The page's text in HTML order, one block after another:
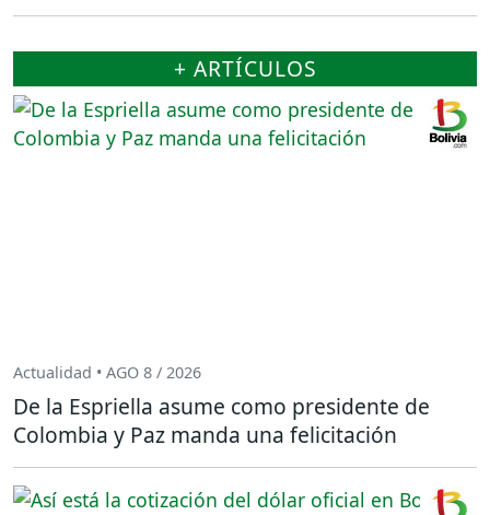
+ ARTÍCULOS
Actualidad • AGO 8 / 2026
De la Espriella asume como presidente de
Colombia y Paz manda una felicitación